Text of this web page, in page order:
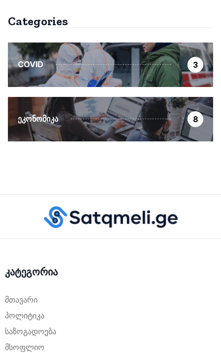
Categories
COVID 3
ᲔᲙᲝᲜᲝᲛᲘᲙᲐ 8
კატეგორია
მთავარი
პოლიტიკა
საზოგადოება
მსოფლიო